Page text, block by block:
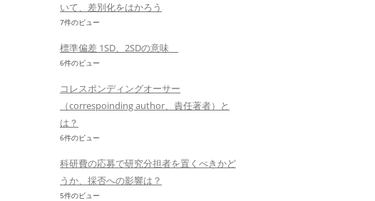
いて、差別化をはかろう
7件のビュー
標準偏差 1SD、2SDの意味
6件のビュー
コレスポンディングオーサー
（correspoinding author、責任著者）と
は？
6件のビュー
科研費の応募で研究分担者を置くべきかど
うか、採否への影響は？
5件のビュー